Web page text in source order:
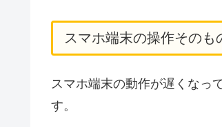
スマホ端末の操作そのも
スマホ端末の動作が遅くなっ
す。